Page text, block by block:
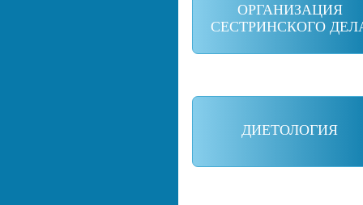
ОРГАНИЗАЦИЯ
СЕСТРИНСКОГО
ДИЕТОЛОГИЯ